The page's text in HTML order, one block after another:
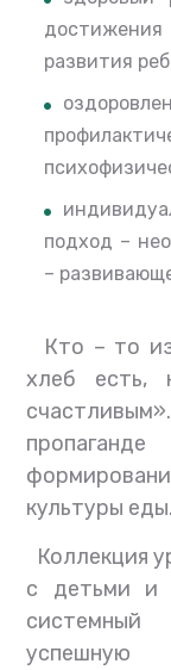
развития
подход –
–
Кто – то
хлеб есть,
культуры еды.
Коллекция
с детьми и